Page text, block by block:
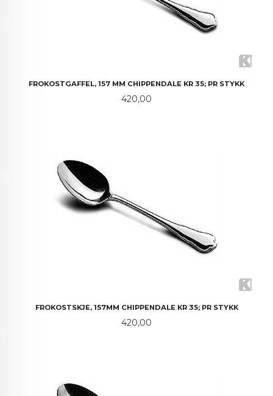
FROKOSTGAFFEL, 157 MM CHIPPENDALE KR 35; PR STYKK
Pris
420,00
FROKOSTSKJE, 157MM CHIPPENDALE KR 35; PR STYKK
Pris
420,00